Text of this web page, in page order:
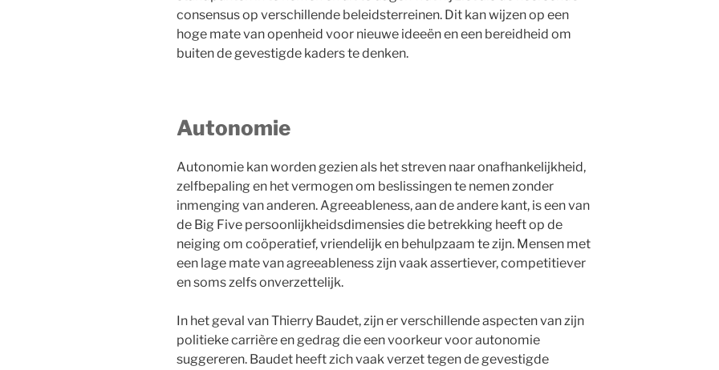
consensus op verschillende beleidsterreinen. Dit kan wijzen op een
hoge mate van openheid voor nieuwe ideeën en een bereidheid om
buiten de gevestigde kaders te denken.
Autonomie
Autonomie kan worden gezien als het streven naar onafhankelijkheid,
zelfbepaling en het vermogen om beslissingen te nemen zonder
inmenging van anderen. Agreeableness, aan de andere kant, is een van
de Big Five persoonlijkheidsdimensies die betrekking heeft op de
neiging om coöperatief, vriendelijk en behulpzaam te zijn. Mensen met
een lage mate van agreeableness zijn vaak assertiever, competitiever
en soms zelfs onverzettelijk.
In het geval van Thierry Baudet, zijn er verschillende aspecten van zijn
politieke carrière en gedrag die een voorkeur voor autonomie
suggereren. Baudet heeft zich vaak verzet tegen de gevestigde